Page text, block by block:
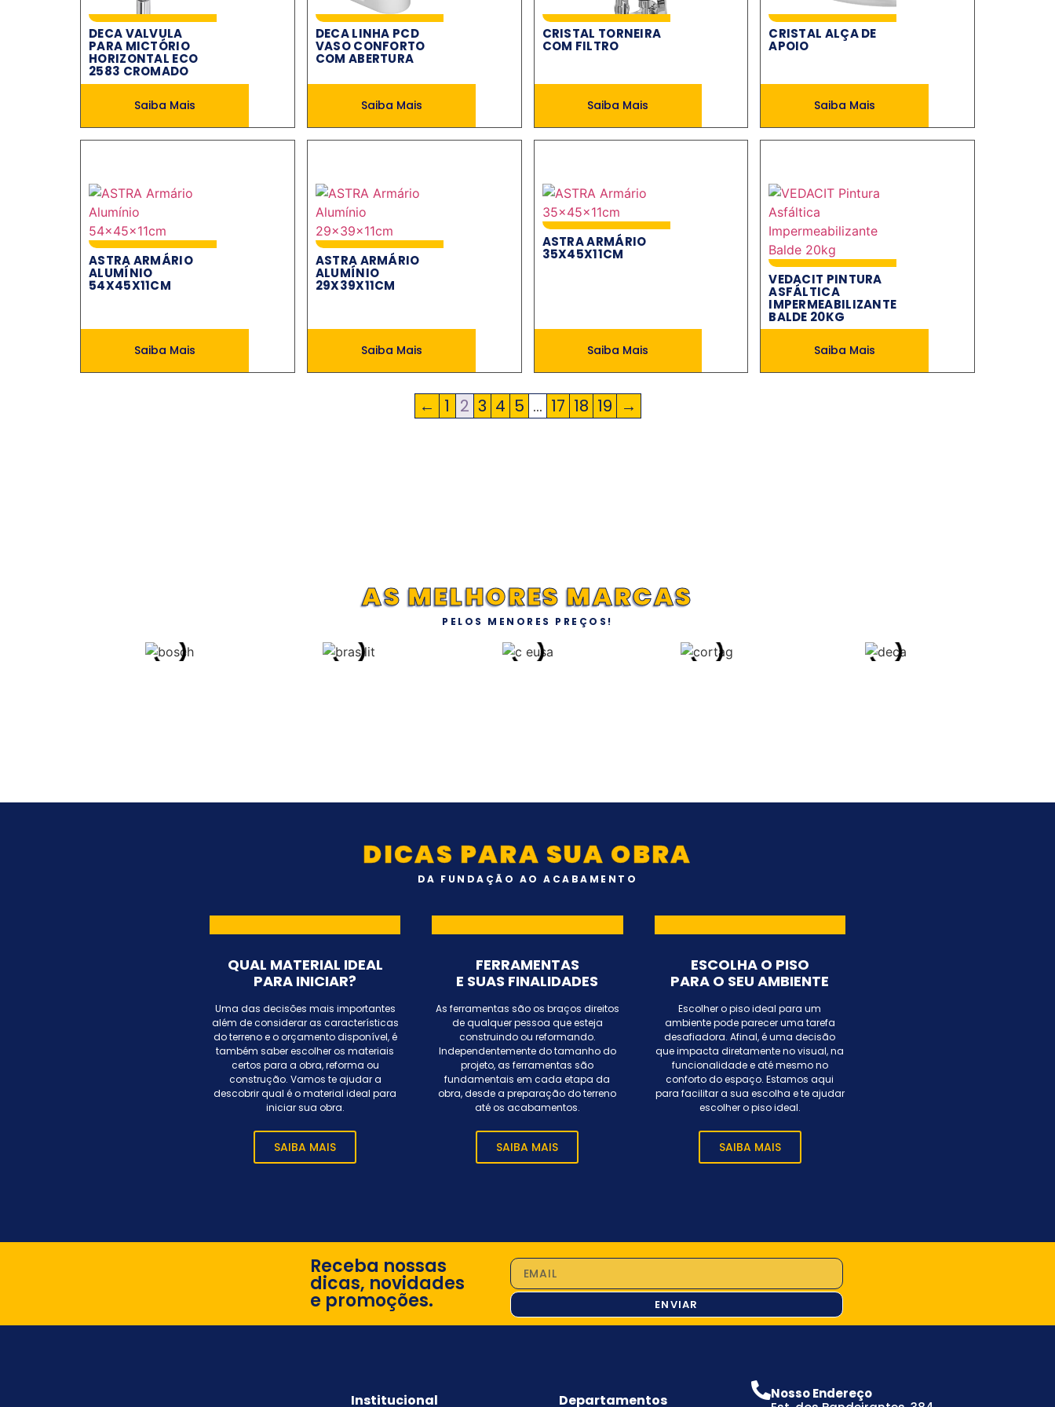
DECA VALVULA
PARA MICTÓRIO
HORIZONTAL ECO
2583 CROMADO
Saiba Mais
DECA LINHA PCD
VASO CONFORTO
COM ABERTURA
Saiba Mais
CRISTAL TORNEIRA
COM FILTRO
Saiba Mais
CRISTAL ALÇA DE
APOIO
Saiba Mais
ASTRA ARMÁRIO
ALUMÍNIO
54X45X11CM
Saiba Mais
ASTRA ARMÁRIO
ALUMÍNIO
29X39X11CM
Saiba Mais
ASTRA ARMÁRIO
35X45X11CM
Saiba Mais
VEDACIT PINTURA
ASFÁLTICA
IMPERMEABILIZANTE
BALDE 20KG
Saiba Mais
← 1 2 3 4 5 … 17 18 19 →
AS MELHORES MARCAS
PELOS MENORES PREÇOS!
DICAS PARA SUA OBRA
DA FUNDAÇÃO AO ACABAMENTO
QUAL MATERIAL IDEAL
PARA INICIAR?
Uma das decisões mais importantes
além de considerar as características
do terreno e o orçamento disponível, é
também saber escolher os materiais
certos para a obra, reforma ou
construção. Vamos te ajudar a
descobrir qual é o material ideal para
iniciar sua obra.
SAIBA MAIS
FERRAMENTAS
E SUAS FINALIDADES
As ferramentas são os braços direitos
de qualquer pessoa que esteja
construindo ou reformando.
Independentemente do tamanho do
projeto, as ferramentas são
fundamentais em cada etapa da
obra, desde a preparação do terreno
até os acabamentos.
SAIBA MAIS
ESCOLHA O PISO
PARA O SEU AMBIENTE
Escolher o piso ideal para um
ambiente pode parecer uma tarefa
desafiadora. Afinal, é uma decisão
que impacta diretamente no visual, na
funcionalidade e até mesmo no
conforto do espaço. Estamos aqui
para facilitar a sua escolha e te ajudar
escolher o piso ideal.
SAIBA MAIS
Receba nossas
dicas, novidades
e promoções. ENVIAR
Institucional Departamentos
Nosso Endereço